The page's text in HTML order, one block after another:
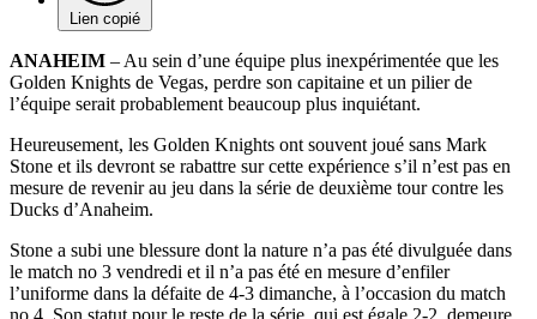
Lien copié
ANAHEIM – Au sein d’une équipe plus inexpérimentée que les
Golden Knights de Vegas, perdre son capitaine et un pilier de
l’équipe serait probablement beaucoup plus inquiétant.
Heureusement, les Golden Knights ont souvent joué sans Mark
Stone et ils devront se rabattre sur cette expérience s’il n’est pas en
mesure de revenir au jeu dans la série de deuxième tour contre les
Ducks d’Anaheim.
Stone a subi une blessure dont la nature n’a pas été divulguée dans
le match no 3 vendredi et il n’a pas été en mesure d’enfiler
l’uniforme dans la défaite de 4-3 dimanche, à l’occasion du match
no 4. Son statut pour le reste de la série, qui est égale 2-2, demeure